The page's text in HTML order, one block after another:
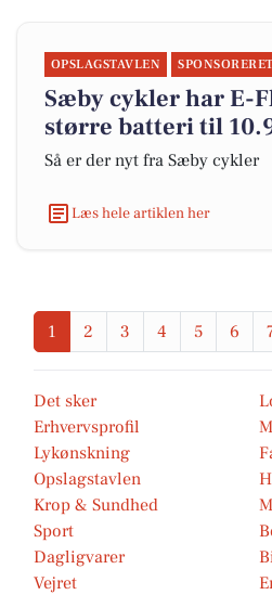
OPSLAGSTAVLEN SPONSORERET
Sæby cykler har E-
større batteri til
Så er der nyt fra Sæby cykler
Læs hele artiklen her
1 2 3 4 5 6
Det sker
Erhvervsprofil
Lykønskning
Opslagstavlen
Krop & Sundhed
Sport
Dagligvarer
Vejret